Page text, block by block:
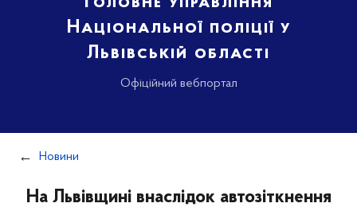
Національної поліції у
Львівській області
Офіційний вебпортал
Новини
На Львівщині внаслідок автозіткнення